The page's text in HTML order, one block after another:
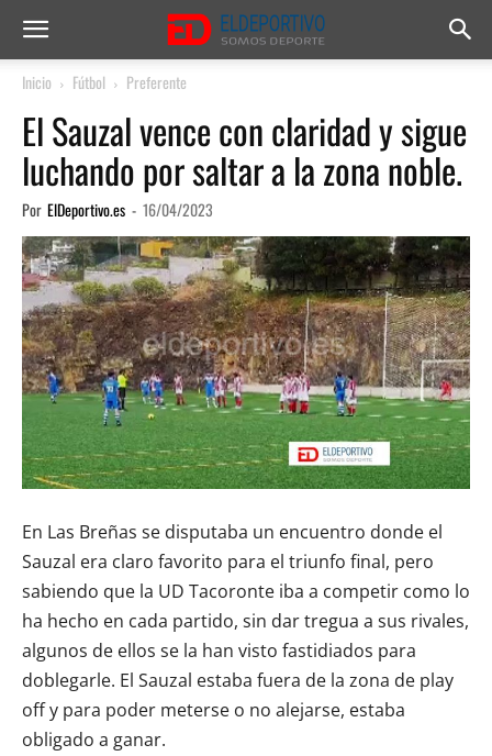
Inicio Fútbol Preferente
El Sauzal vence con claridad y sigue
luchando por saltar a la zona noble.
Por ElDeportivo.es - 16/04/2023
En Las Breñas se disputaba un encuentro donde el
Sauzal era claro favorito para el triunfo final, pero
sabiendo que la UD Tacoronte iba a competir como lo
ha hecho en cada partido, sin dar tregua a sus rivales,
algunos de ellos se la han visto fastidiados para
doblegarle. El Sauzal estaba fuera de la zona de play
off y para poder meterse o no alejarse, estaba
obligado a ganar.